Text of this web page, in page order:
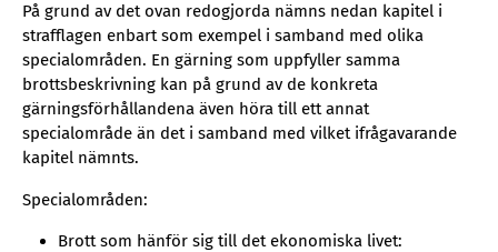
På grund av det ovan redogjorda nämns nedan kapitel i
strafflagen enbart som exempel i samband med olika
specialområden. En gärning som uppfyller samma
brottsbeskrivning kan på grund av de konkreta
gärningsförhållandena även höra till ett annat
specialområde än det i samband med vilket ifrågavarande
kapitel nämnts.
Specialområden:
Brott som hänför sig till det ekonomiska livet: